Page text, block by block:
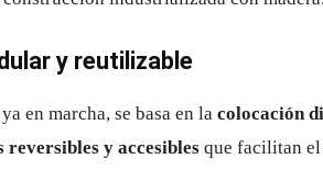
y reutilizable
en marcha, se basa en la colocación
reversibles y accesibles que facilitan